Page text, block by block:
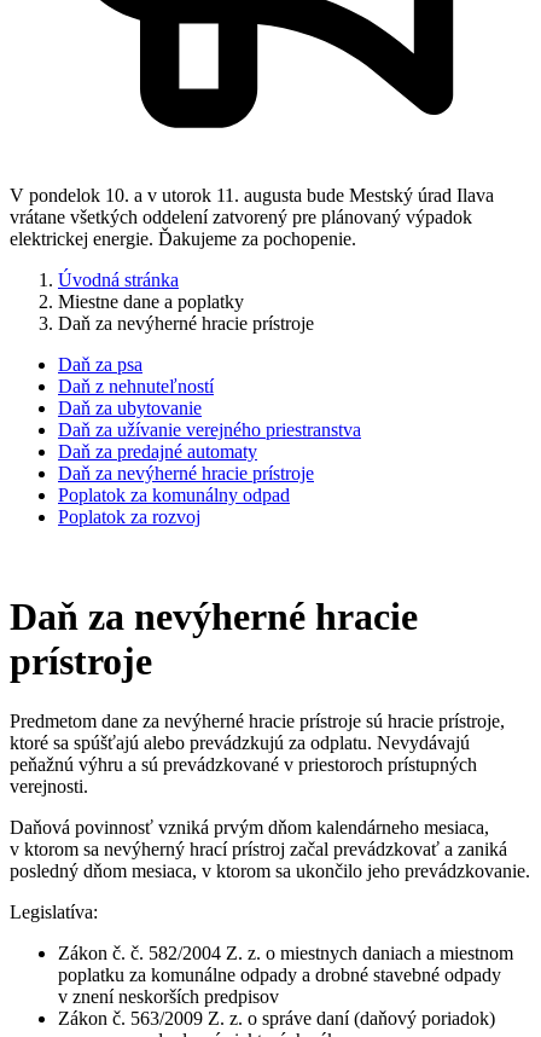
V pondelok 10. a v utorok 11. augusta bude Mestský úrad Ilava
vrátane všetkých oddelení zatvorený pre plánovaný výpadok
elektrickej energie. Ďakujeme za pochopenie.
Úvodná stránka
Miestne dane a poplatky
Daň za nevýherné hracie prístroje
Daň za psa
Daň z nehnuteľností
Daň za ubytovanie
Daň za užívanie verejného priestranstva
Daň za predajné automaty
Daň za nevýherné hracie prístroje
Poplatok za komunálny odpad
Poplatok za rozvoj
Daň za nevýherné hracie
prístroje
Predmetom dane za nevýherné hracie prístroje sú hracie prístroje,
ktoré sa spúšťajú alebo prevádzkujú za odplatu. Nevydávajú
peňažnú výhru a sú prevádzkované v priestoroch prístupných
verejnosti.
Daňová povinnosť vzniká prvým dňom kalendárneho mesiaca,
v ktorom sa nevýherný hrací prístroj začal prevádzkovať a zaniká
posledný dňom mesiaca, v ktorom sa ukončilo jeho prevádzkovanie.
Legislatíva:
Zákon č. č. 582/2004 Z. z. o miestnych daniach a miestnom
poplatku za komunálne odpady a drobné stavebné odpady
v znení neskorších predpisov
Zákon č. 563/2009 Z. z. o správe daní (daňový poriadok)